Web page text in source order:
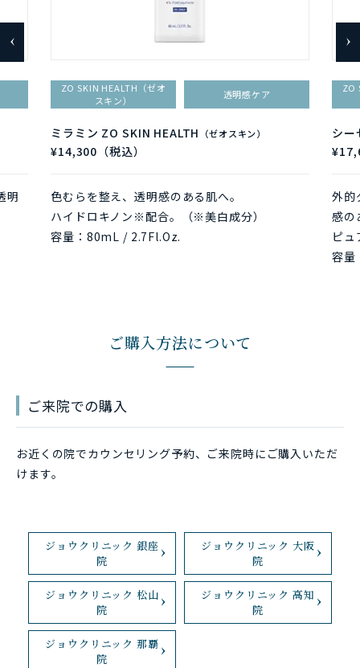
明
ZO SKIN HEALTH（ゼオ
スキン）
透明感ケア
ミラミン ZO SKIN HEALTH （ゼオスキン）
¥14,300（税込）
色むらを整え、透明感のある肌へ。
ハイドロキノン※配合。（※美白成分）
容量：80mL / 2.7Fl.Oz.
ZO
シー
外的
感の
ピ
容
ご購入方法について
ご来院での購入
お近くの院でカウンセリング予約、ご来院時にご購入いただ
けます。
ジョウクリニック 銀座
院
ジョウクリニック 大阪
院
ジョウクリニック 松山
院
ジョウクリニック 高知
院
ジョウクリニック 那覇
院